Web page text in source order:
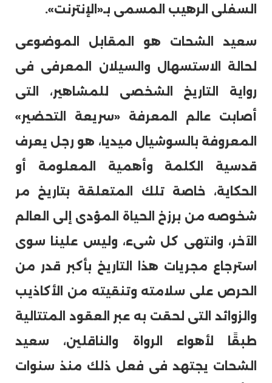
السفلى الرهيب المسمى بـ«الإنترنت».
سعيد الشحات هو المقابل الموضوعى
لحالة الاستسهال والسيلان المعرفى فى
رواية التاريخ الشخصى للمشاهير، التى
أصابت عالم المعرفة «سريعة التحضير»
المعروفة بالسوشيال ميديا، هو رجل يعرف
قدسية الكلمة وأهمية المعلومة أو
الحكاية، خاصة تلك المتعلقة بتاريخ مر
شخوصه من برزخ الحياة المؤدى إلى العالم
الآخر، وانتهى كل شىء، وليس علينا سوى
استرجاع مجريات هذا التاريخ بأكبر قدر من
الحرص على سلامته وتنقيته من الأكاذيب
والزوائد التى لحقت به عبر العقود المتتالية
طبقًا لأهواء الرواة والناقلين، سعيد
الشحات يجتهد فى فعل ذلك منذ سنوات